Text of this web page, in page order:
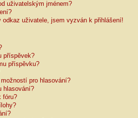
uživatelským jménem?
odkaz uživatele, jsem vyzván k přihlášení!
příspěvek?
příspěvku?
pro hlasování?
hlasování?
fóru?